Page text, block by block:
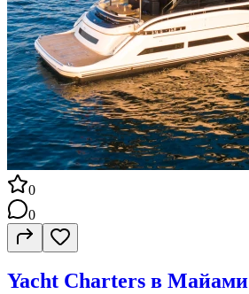
0
0
Yacht Charters в Майами